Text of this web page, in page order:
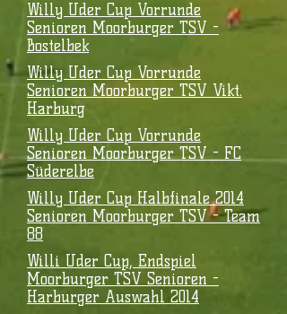
Willy Uder Cup Vorrunde
Senioren Moorburger TSV -
Bostelbek
Willy Uder Cup Vorrunde
Senioren Moorburger TSV Vikt.
Harburg
Willy Uder Cup Vorrunde
Senioren Moorburger TSV - FC
Süderelbe
Willy Uder Cup Halbfinale 2014
Senioren Moorburger TSV - Team
88
Willi Uder Cup, Endspiel
Moorburger TSV Senioren -
Harburger Auswahl 2014